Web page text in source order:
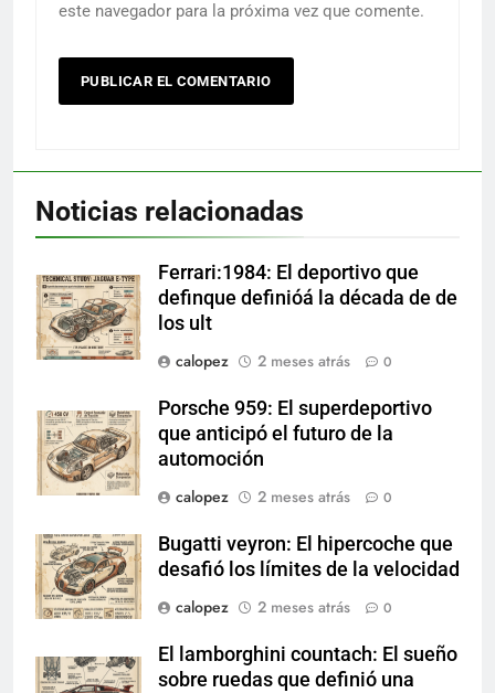
este navegador para la próxima vez que comente.
Noticias relacionadas
Ferrari:1984: El deportivo que
definque definióá la década de de
los ult
calopez
2 meses atrás 0
Porsche 959: El superdeportivo
que anticipó el futuro de la
automoción
calopez
2 meses atrás 0
Bugatti veyron: El hipercoche que
desafió los límites de la velocidad
calopez
2 meses atrás 0
El lamborghini countach: El sueño
sobre ruedas que definió una